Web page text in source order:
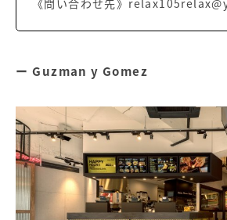
《問い合わせ先》
Guzman y Gomez